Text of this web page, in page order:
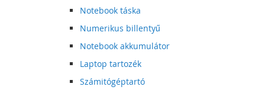
Notebook táska
Numerikus billentyű
Notebook akkumulátor
Laptop tartozék
Számitógéptartó